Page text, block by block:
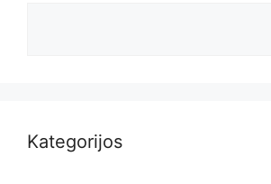
Kategorijos